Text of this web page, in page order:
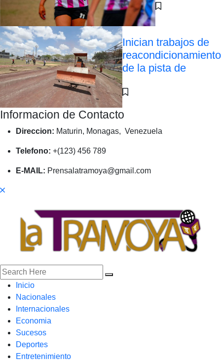
Inician trabajos de
reacondicionamiento
de la pista de
Informacion de Contacto
Direccion: Maturin, Monagas, Venezuela
Telefono: +(123) 456 789
E-MAIL: Prensalatramoya@gmail.com
Inicio
Nacionales
Internacionales
Economia
Sucesos
Deportes
Entretenimiento